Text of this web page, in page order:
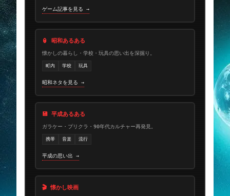
ゲーム記事を見る →
🏮 昭和あるある
懐かしの暮らし・学校・玩具の思い出を深掘り。
町内 学校 玩具
昭和ネタを見る →
💾 平成あるある
ガラケー・プリクラ・90年代カルチャー再発見。
携帯 音楽 流行
平成の思い出 →
🎬 懐かし映画